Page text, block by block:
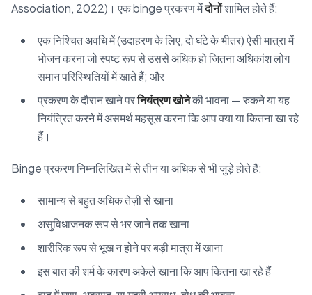
Association, 2022)। एक binge प्रकरण मेंदोनोंशामिल होते हैं:
एक निश्चित अवधि में (उदाहरण के लिए, दो घंटे के भीतर) ऐसी मात्रा में
भोजन करना जो स्पष्ट रूप से उससे अधिक हो जितना अधिकांश लोग
समान परिस्थितियों में खाते हैं; और
प्रकरण के दौरान खाने परनियंत्रण खोनेकी भावना — रुकने या यह
नियंत्रित करने में असमर्थ महसूस करना कि आप क्या या कितना खा रहे
हैं।
Binge प्रकरण निम्नलिखित में से तीन या अधिक से भी जुड़े होते हैं:
सामान्य से बहुत अधिक तेज़ी से खाना
असुविधाजनक रूप से भर जाने तक खाना
शारीरिक रूप से भूख न होने पर बड़ी मात्रा में खाना
इस बात की शर्म के कारण अकेले खाना कि आप कितना खा रहे हैं